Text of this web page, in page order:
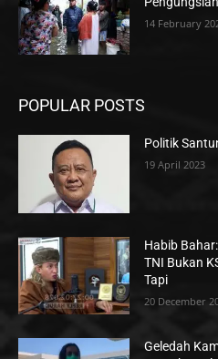
14 February
POPULAR POSTS
Politik
19 April 2023
Habib
TNI Bukan
Tapi
20 December
Geledah